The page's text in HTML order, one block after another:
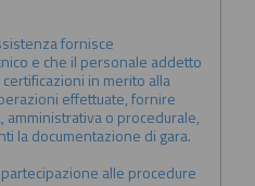
fornisce
e che il personale addetto
in merito alla
effettuate, fornire
amministrativa o procedurale,
la documentazione di gara.
alle procedure